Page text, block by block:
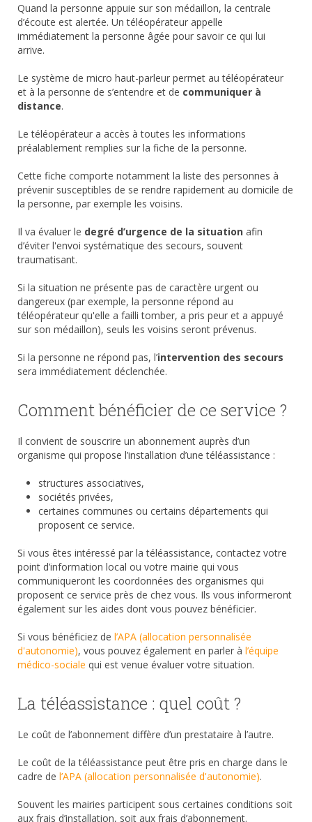
Quand la personne appuie sur son médaillon, la centrale
d’écoute est alertée. Un téléopérateur appelle
immédiatement la personne âgée pour savoir ce qui lui
arrive.
Le système de micro haut-parleur permet au téléopérateur
et à la personne de s’entendre et de communiquer à
distance.
Le téléopérateur a accès à toutes les informations
préalablement remplies sur la fiche de la personne.
Cette fiche comporte notamment la liste des personnes à
prévenir susceptibles de se rendre rapidement au domicile de
la personne, par exemple les voisins.
Il va évaluer le degré d’urgence de la situation afin
d’éviter l'envoi systématique des secours, souvent
traumatisant.
Si la situation ne présente pas de caractère urgent ou
dangereux (par exemple, la personne répond au
téléopérateur qu'elle a failli tomber, a pris peur et a appuyé
sur son médaillon), seuls les voisins seront prévenus.
Si la personne ne répond pas, l’intervention des secours
sera immédiatement déclenchée.
Comment bénéficier de ce service ?
Il convient de souscrire un abonnement auprès d’un
organisme qui propose l’installation d’une téléassistance :
structures associatives,
sociétés privées,
certaines communes ou certains départements qui
proposent ce service.
Si vous êtes intéressé par la téléassistance, contactez votre
point d’information local ou votre mairie qui vous
communiqueront les coordonnées des organismes qui
proposent ce service près de chez vous. Ils vous informeront
également sur les aides dont vous pouvez bénéficier.
Si vous bénéficiez de l’APA (allocation personnalisée
d'autonomie), vous pouvez également en parler à l’équipe
médico-sociale qui est venue évaluer votre situation.
La téléassistance : quel coût ?
Le coût de l’abonnement diffère d’un prestataire à l’autre.
Le coût de la téléassistance peut être pris en charge dans le
cadre de l’APA (allocation personnalisée d'autonomie).
Souvent les mairies participent sous certaines conditions soit
aux frais d’installation, soit aux frais d’abonnement.